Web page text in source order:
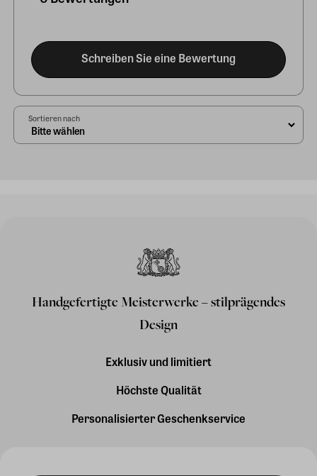
Schreiben Sie eine Bewertung
Sortieren nach
Handgefertigte Meisterwerke – stilprägendes
Design
Exklusiv und limitiert
Höchste Qualität
Personalisierter Geschenkservice